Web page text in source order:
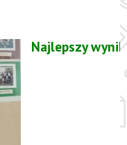
Najlepszy